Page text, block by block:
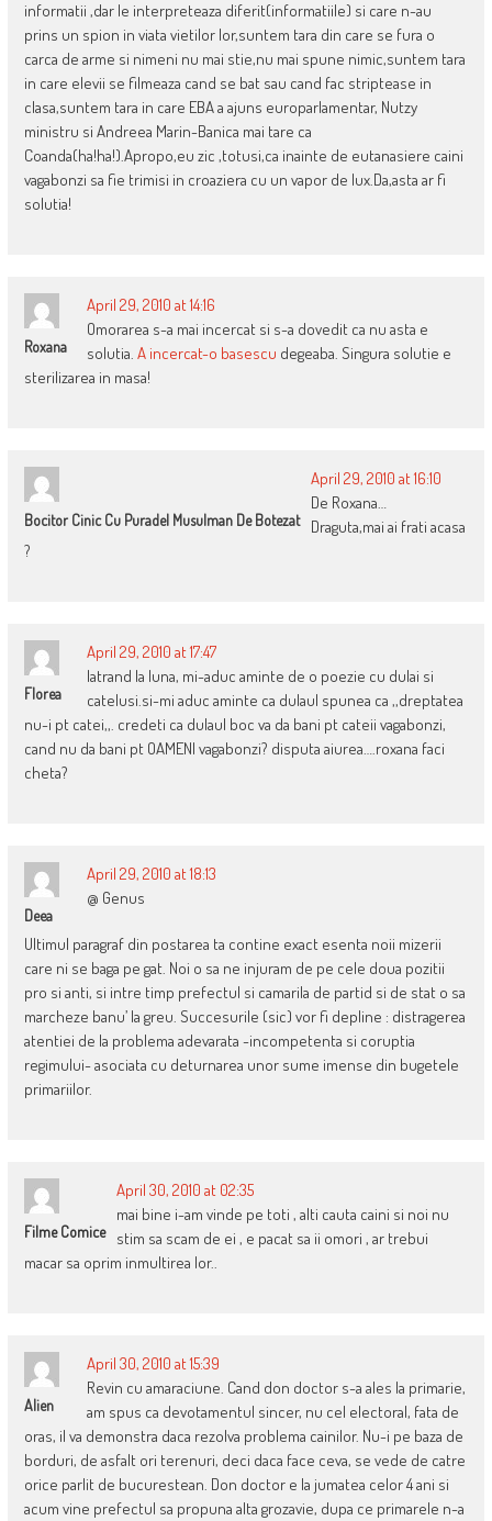
informatii ,dar le interpreteaza diferit(informatiile) si care n-au
prins un spion in viata vietilor lor,suntem tara din care se fura o
carca de arme si nimeni nu mai stie,nu mai spune nimic,suntem tara
in care elevii se filmeaza cand se bat sau cand fac striptease in
clasa,suntem tara in care EBA a ajuns europarlamentar, Nutzy
ministru si Andreea Marin-Banica mai tare ca
Coanda(ha!ha!).Apropo,eu zic ,totusi,ca inainte de eutanasiere caini
vagabonzi sa fie trimisi in croaziera cu un vapor de lux.Da,asta ar fi
solutia!
Roxana
April 29, 2010 at 14:16
Omorarea s-a mai incercat si s-a dovedit ca nu asta e
solutia. A incercat-o basescu degeaba. Singura solutie e
sterilizarea in masa!
Bocitor Cinic Cu Puradel Musulman De Botezat
April 29, 2010 at 16:10
De Roxana…
Draguta,mai ai frati acasa
?
Florea
April 29, 2010 at 17:47
latrand la luna, mi-aduc aminte de o poezie cu dulai si
catelusi.si-mi aduc aminte ca dulaul spunea ca ,,dreptatea
nu-i pt catei,,. credeti ca dulaul boc va da bani pt cateii vagabonzi,
cand nu da bani pt OAMENI vagabonzi? disputa aiurea….roxana faci
cheta?
Deea
April 29, 2010 at 18:13
@ Genus
Ultimul paragraf din postarea ta contine exact esenta noii mizerii
care ni se baga pe gat. Noi o sa ne injuram de pe cele doua pozitii
pro si anti, si intre timp prefectul si camarila de partid si de stat o sa
marcheze banu’ la greu. Succesurile (sic) vor fi depline : distragerea
atentiei de la problema adevarata -incompetenta si coruptia
regimului- asociata cu deturnarea unor sume imense din bugetele
primariilor.
Filme Comice
April 30, 2010 at 02:35
mai bine i-am vinde pe toti , alti cauta caini si noi nu
stim sa scam de ei , e pacat sa ii omori , ar trebui
macar sa oprim inmultirea lor..
Alien
April 30, 2010 at 15:39
Revin cu amaraciune. Cand don doctor s-a ales la primarie,
am spus ca devotamentul sincer, nu cel electoral, fata de
oras, il va demonstra daca rezolva problema cainilor. Nu-i pe baza de
borduri, de asfalt ori terenuri, deci daca face ceva, se vede de catre
orice parlit de bucurestean. Don doctor e la jumatea celor 4 ani si
acum vine prefectul sa propuna alta grozavie, dupa ce primarele n-a